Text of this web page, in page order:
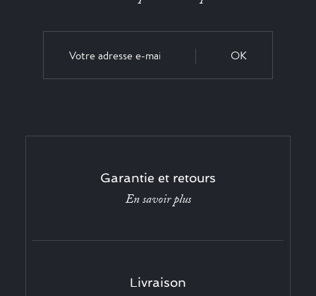
OK
Garantie et retours
En savoir plus
Livraison